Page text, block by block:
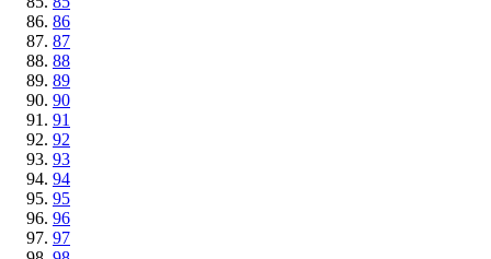
86
87
88
89
90
91
92
93
94
95
96
97